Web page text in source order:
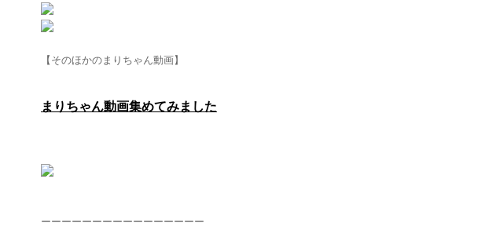
【そのほかのまりちゃん動画】
まりちゃん動画集めてみました
ーーーーーーーーーーーーーーーー